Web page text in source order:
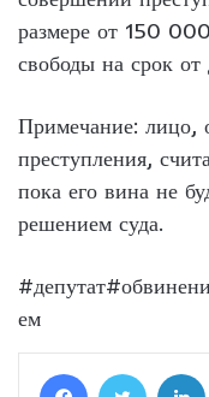
размере от 150
свободы на срок от
Примечание: лицо,
преступления,
пока его вина не
решением суда.
ем
FacebookTwitter